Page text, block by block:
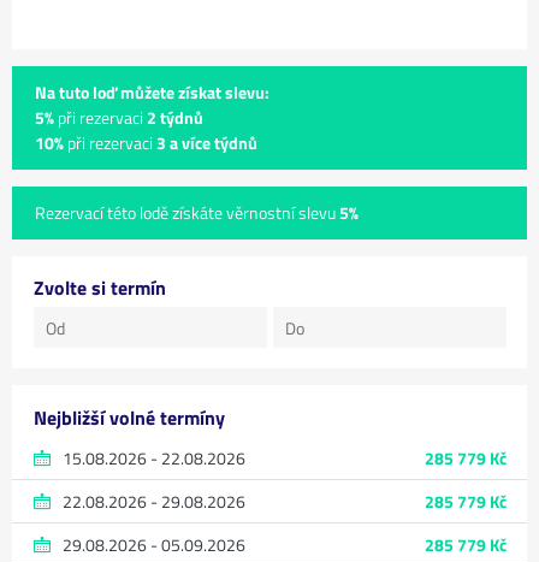
Na tuto loď můžete získat slevu:
5%při rezervaci 2 týdnů
10%při rezervaci3 a více týdnů
Rezervací této lodě získáte věrnostní slevu5%
Zvolte si termín
Nejbližší volné termíny
15.08.2026 - 22.08.2026
285 779 Kč
22.08.2026 - 29.08.2026
285 779 Kč
29.08.2026 - 05.09.2026
285 779 Kč